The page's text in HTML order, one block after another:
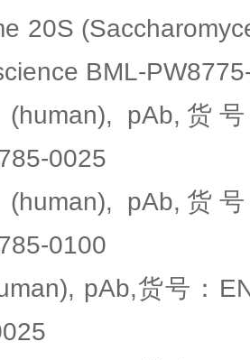
20S
BML-
(human), pAb,货
0025
(human), pAb,货
0100
pAb,货号：